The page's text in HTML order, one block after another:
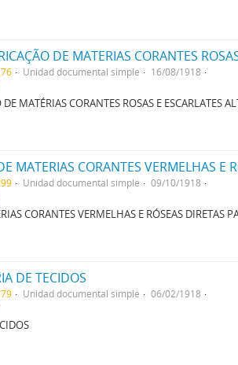
Unidad documental simple
16/08/1918
MATÉRIAS CORANTES ROSAS E ESCARLATES
Unidad documental simple
09/10/1918
CORANTES VERMELHAS E RÓSEAS DIRETAS
DE TECIDOS
Unidad documental simple
06/02/1918